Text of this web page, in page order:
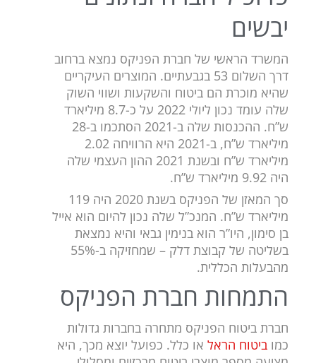
יבשים
המשרד הראשי של חברת הפניקס נמצא ברחוב
דרך השלום 53 בגבעתיים. המוצרים העיקריים
שהיא מוכרת הם ביטוח והשקעות ושווי השוק
שלה עומד נכון ליולי 2022 על כ-8.7 מיליארד
ש”ח. ההכנסות שלה ב-2021 הסתכמו ב-28
מיליארד ש”ח, ב-2021 היא הרוויחה 2.02
מיליארד ש”ח ובשנת 2021 ההון העצמי שלה
היה 9.92 מיליארד ש”ח.
סך המאזן של הפניקס בשנת 2020 היה 119
מיליארד ש”ח. המנכ”ל שלה נכון להיום הוא אייל
בן סימון, היו”ר הוא בנימין גבאי והיא נמצאת
בשליטה של קבוצת דלק – שמחזיקה ב-55%
מהבעלות הכללית.
התמחות חברת הפניקס
חברת ביטוח הפניקס מתחרה בחברות גדולות
כמו ביטוח הראלאו כלל. כפועל יוצא מכך, היא